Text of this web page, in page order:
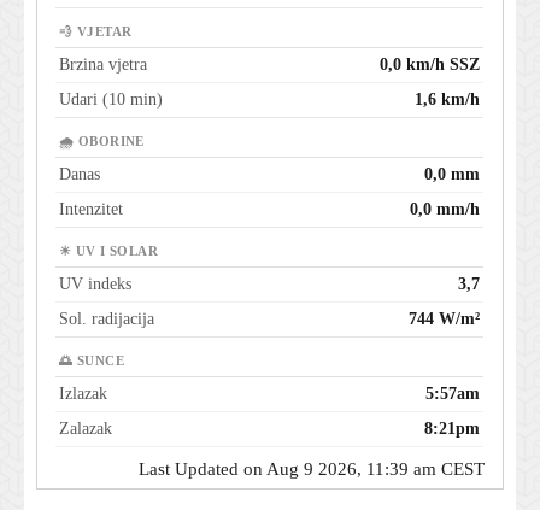
💨 VJETAR
Brzina vjetra
0,0 km/h SSZ
Udari (10 min)
1,6 km/h
🌧 OBORINE
Danas
0,0 mm
Intenzitet
0,0 mm/h
☀ UV I SOLAR
UV indeks
3,7
Sol. radijacija
744 W/m²
🌅 SUNCE
Izlazak
5:57am
Zalazak
8:21pm
Last Updated on Aug 9 2026, 11:39 am CEST